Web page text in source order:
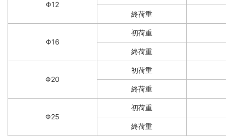
Φ12
終荷重
Φ16
初荷重
終荷重
Φ20
初荷重
終荷重
Φ25
初荷重
終荷重